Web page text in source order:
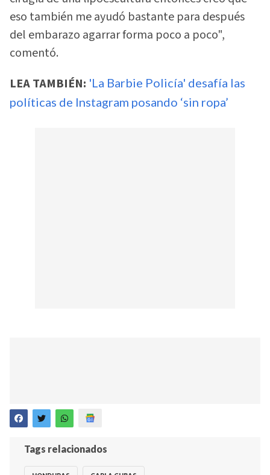
eso también me ayudó bastante para después
del embarazo agarrar forma poco a poco",
comentó.
LEA TAMBIÉN: 'La Barbie Policía' desafía las
políticas de Instagram posando ‘sin ropa’
Tags relacionados